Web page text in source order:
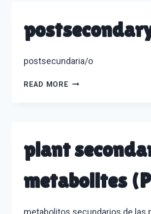
postsecundaria/o
READ MORE POSTSECONDARY
plant
metabolites
metabolitos secundarios de las